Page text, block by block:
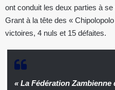
ont conduit les deux parties à
Grant à la tête des «
victoires, 4 nuls et 15 défaites.
« La Fédération Zambienne